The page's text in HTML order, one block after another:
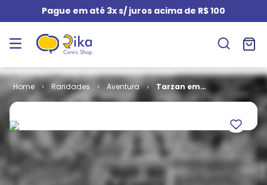
Pague em até 3x s/ juros acima de R$ 100
Raridades Aventura
Tarzan em
Formatinho -